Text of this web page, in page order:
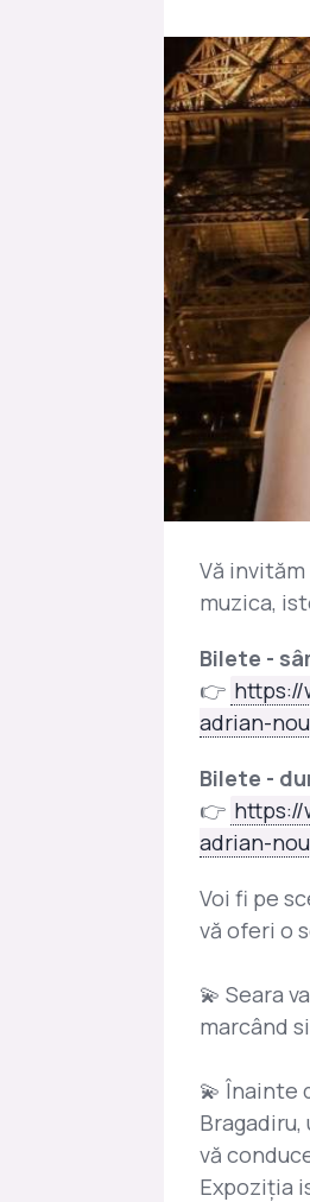
Vă
muzica,
Bilete -
👉
adrian-
Bilete -
👉
adrian-
Voi fi pe
vă oferi o
💫 Seara
marcând
💫 Înainte
vă
Expoziţia